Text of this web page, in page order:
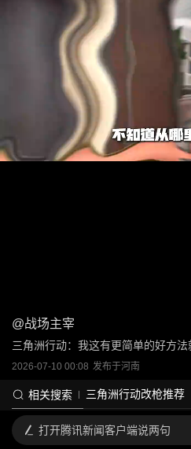
@战场主宰
三角洲行动：我这有更简单的好方
2026-07-10 00:08 发布于河南
相关搜索 三角洲行动改枪推荐
打开腾讯新闻客户端说两句